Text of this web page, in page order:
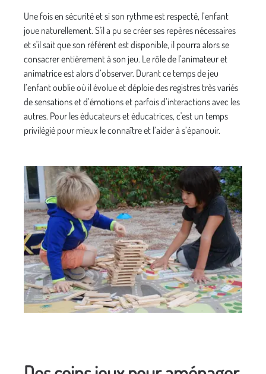
Une fois en sécurité et si son rythme est respecté, l’enfant
joue naturellement. S'il a pu se créer ses repères nécessaires
et s'il sait que son référent est disponible, il pourra alors se
consacrer entièrement à son jeu. Le rôle de l’animateur et
animatrice est alors d’observer. Durant ce temps de jeu
l’enfant oublie où il évolue et déploie des registres très variés
de sensations et d’émotions et parfois d’interactions avec les
autres. Pour les éducateurs et éducatrices, c'est un temps
privilégié pour mieux le connaître et l’aider à s’épanouir.